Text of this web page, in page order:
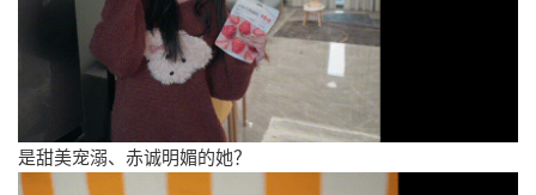
是甜美宠溺、赤诚明媚的她？